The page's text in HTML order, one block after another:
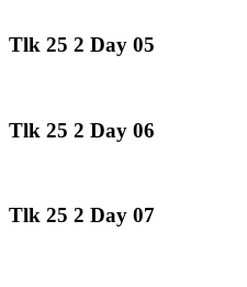
Tlk 25 2 Day 05
Tlk 25 2 Day 06
Tlk 25 2 Day 07